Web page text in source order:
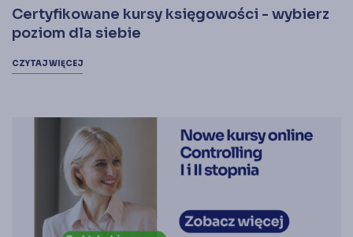
Certyfikowane kursy księgowości - wybierz
poziom dla siebie
CZYTAJ WIĘCEJ